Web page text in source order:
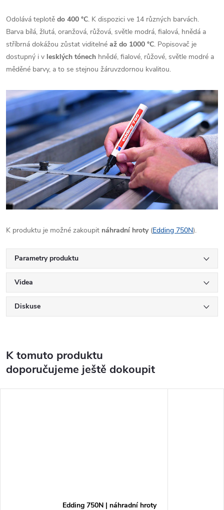
Odolává teplotě do 400 °C. K dispozici ve 14 různých barvách.
Barva bílá, žlutá, oranžová, růžová, světle modrá, fialová, hnědá a
stříbrná dokážou zůstat viditelné až do 1000 °C. Popisovač je
dostupný i v lesklých tónech hnědé, fialové, růžové, světle modré a
měděné barvy, a to se stejnou žáruvzdornou kvalitou.
K produktu je možné zakoupit náhradní hroty(Edding 750N).
Parametry produktu
Videa
Diskuse
K tomuto produktu
doporučujeme ještě dokoupit
Edding 750N | náhradní hroty